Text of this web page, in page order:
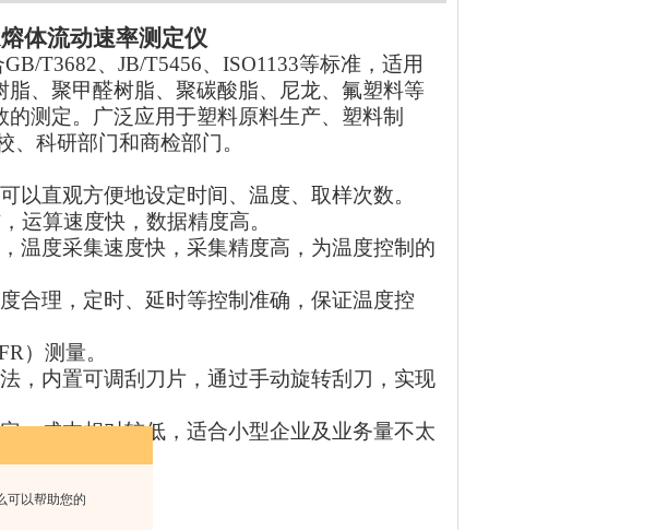
可以帮助您的
熔体流动速率测定仪
T3682、JB/T5456、ISO1133等标准，适用
、聚甲醛树脂、聚碳酸脂、尼龙、氟塑料等
测定。广泛应用于塑料原料生产、塑料制
科研部门和商检部门。
以直观方便地设定时间、温度、取样次数。
运算速度快，数据精度高。
温度采集速度快，采集精度高，为温度控制的
合理，定时、延时等控制准确，保证温度控
）测量。
，内置可调刮刀片，通过手动旋转刮刀，实现
，成本相对较低，适合小型企业及业务量不太